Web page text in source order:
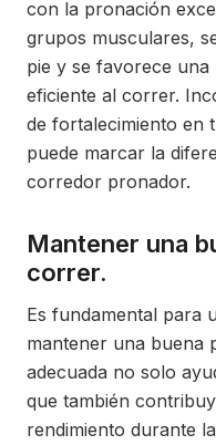
con la pronación
grupos musculares,
pie y se favorece una
eficiente al correr.
de fortalecimiento en
puede marcar la
corredor pronador.
Mantener una
correr.
Es fundamental para
mantener una buena
adecuada no solo
que también
rendimiento durante